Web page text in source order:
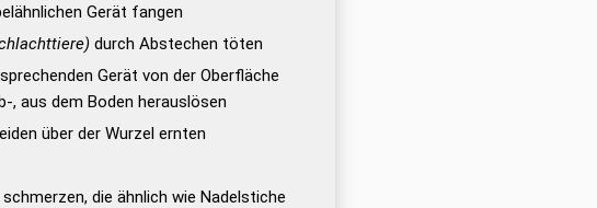
Gerät fangen
durch Abstechen töten
Gerät von der Oberfläche
, aus dem Boden herauslösen
über der Wurzel ernten
die ähnlich wie Nadelstiche